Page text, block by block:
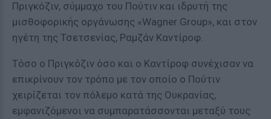
Πριγκόζιν, σύμμαχο του Πούτιν και ιδρυτή της
μισθοφορικής οργάνωσης «Wagner Group», και στον
ηγέτη της Τσετσενίας, Ραμζάν Καντίροφ.
Τόσο ο Πριγκόζιν όσο και ο Καντίροφ συνέχισαν να
επικρίνουν τον τρόπο με τον οποίο ο Πούτιν
χειρίζεται τον πόλεμο κατά της Ουκρανίας,
εμφανιζόμενοι να συμπαρατάσσονται μεταξύ τους